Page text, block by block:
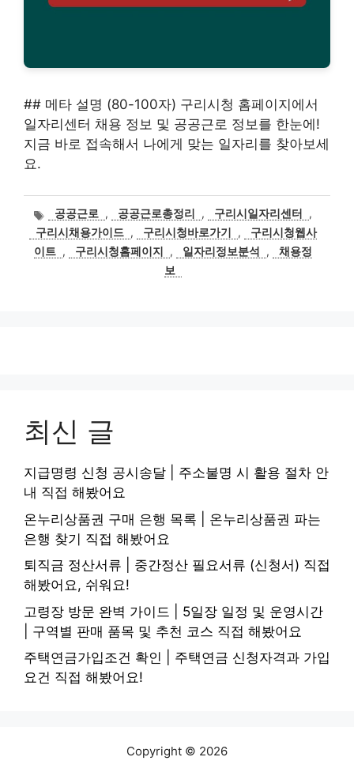
## 메타 설명 (80-100자) 구리시청 홈페이지에서
일자리센터 채용 정보 및 공공근로 정보를 한눈에!
지금 바로 접속해서 나에게 맞는 일자리를 찾아보세
요.
태
그
공공근로 , 공공근로총정리 , 구리시일자리센터
,
구리시채용가이드 , 구리시청바로가기 ,
구리시청웹사
이트 , 구리시청홈페이지 , 일자리정보분석 ,
채용정
보
최신 글
지급명령 신청 공시송달 | 주소불명 시 활용 절차 안
내 직접 해봤어요
온누리상품권 구매 은행 목록 | 온누리상품권 파는
은행 찾기 직접 해봤어요
퇴직금 정산서류 | 중간정산 필요서류 (신청서) 직접
해봤어요, 쉬워요!
고령장 방문 완벽 가이드 | 5일장 일정 및 운영시간
| 구역별 판매 품목 및 추천 코스 직접 해봤어요
주택연금가입조건 확인 | 주택연금 신청자격과 가입
요건 직접 해봤어요!
Copyright © 2026